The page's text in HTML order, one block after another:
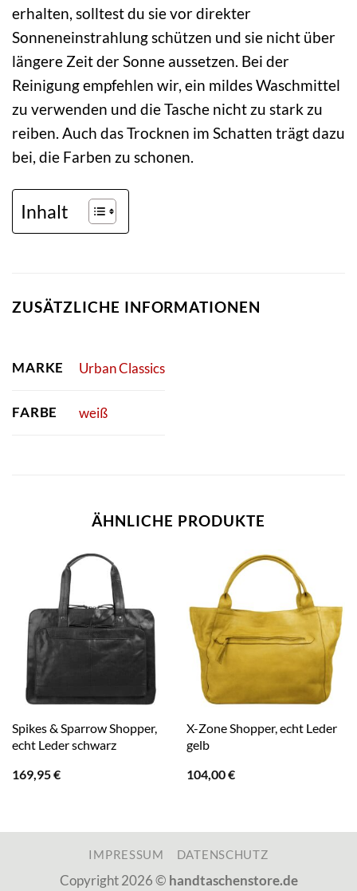
erhalten, solltest du sie vor direkter
Sonneneinstrahlung schützen und sie nicht über
längere Zeit der Sonne aussetzen. Bei der
Reinigung empfehlen wir, ein mildes Waschmittel
zu verwenden und die Tasche nicht zu stark zu
reiben. Auch das Trocknen im Schatten trägt dazu
bei, die Farben zu schonen.
Inhalt
ZUSÄTZLICHE INFORMATIONEN
MARKE Urban Classics
FARBE weiß
ÄHNLICHE PRODUKTE
Spikes & Sparrow Shopper,
echt Leder schwarz
169,95€
X-Zone Shopper, echt Leder
gelb
104,00€
IMPRESSUM DATENSCHUTZ
Copyright 2026 © handtaschenstore.de